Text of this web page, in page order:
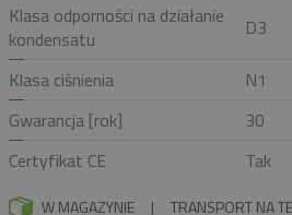
Klasa odporności na działanie
kondensatu
D3
Klasa ciśnienia
N1
Gwarancja [rok]
30
Certyfikat CE
Tak
W MAGAZYNIE | TRANSPORT NA